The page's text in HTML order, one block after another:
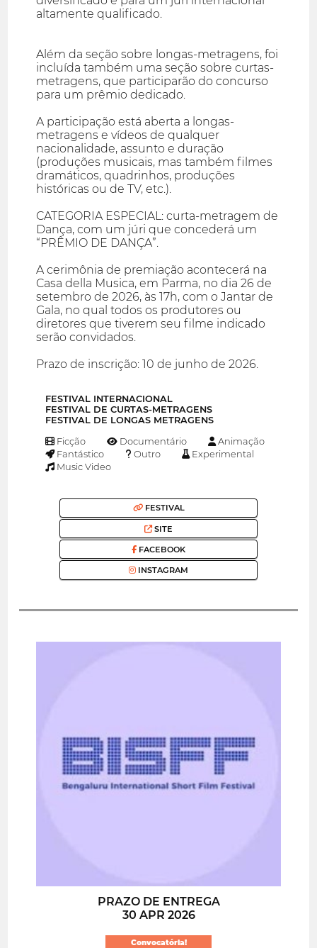
altamente qualificado.
Além da seção sobre longas-metragens, foi
incluída também uma seção sobre curtas-
metragens, que participarão do concurso
para um prêmio dedicado.
A participação está aberta a longas-
metragens e vídeos de qualquer
nacionalidade, assunto e duração
(produções musicais, mas também filmes
dramáticos, quadrinhos, produções
históricas ou de TV, etc.).
CATEGORIA ESPECIAL: curta-metragem de
Dança, com um júri que concederá um
“PRÊMIO DE DANÇA”.
A cerimônia de premiação acontecerá na
Casa della Musica, em Parma, no dia 26 de
setembro de 2026, às 17h, com o Jantar de
Gala, no qual todos os produtores ou
diretores que tiverem seu filme indicado
serão convidados.
Prazo de inscrição: 10 de junho de 2026.
FESTIVAL INTERNACIONAL
FESTIVAL DE CURTAS-METRAGENS
FESTIVAL DE LONGAS METRAGENS
Ficção Documentário
Animação
Fantástico
Outro
Experimental
Music Video
FESTIVAL
SITE
FACEBOOK
INSTAGRAM
PRAZO DE ENTREGA
30 APR 2026
Convocatória!